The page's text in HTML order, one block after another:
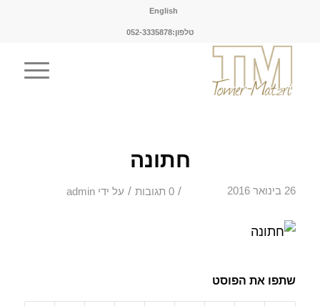
English
טלפון:052-3335878
חתונה
26 בינואר 2016 / 0 תגובות / על ידי admin
שתפו את הפוסט